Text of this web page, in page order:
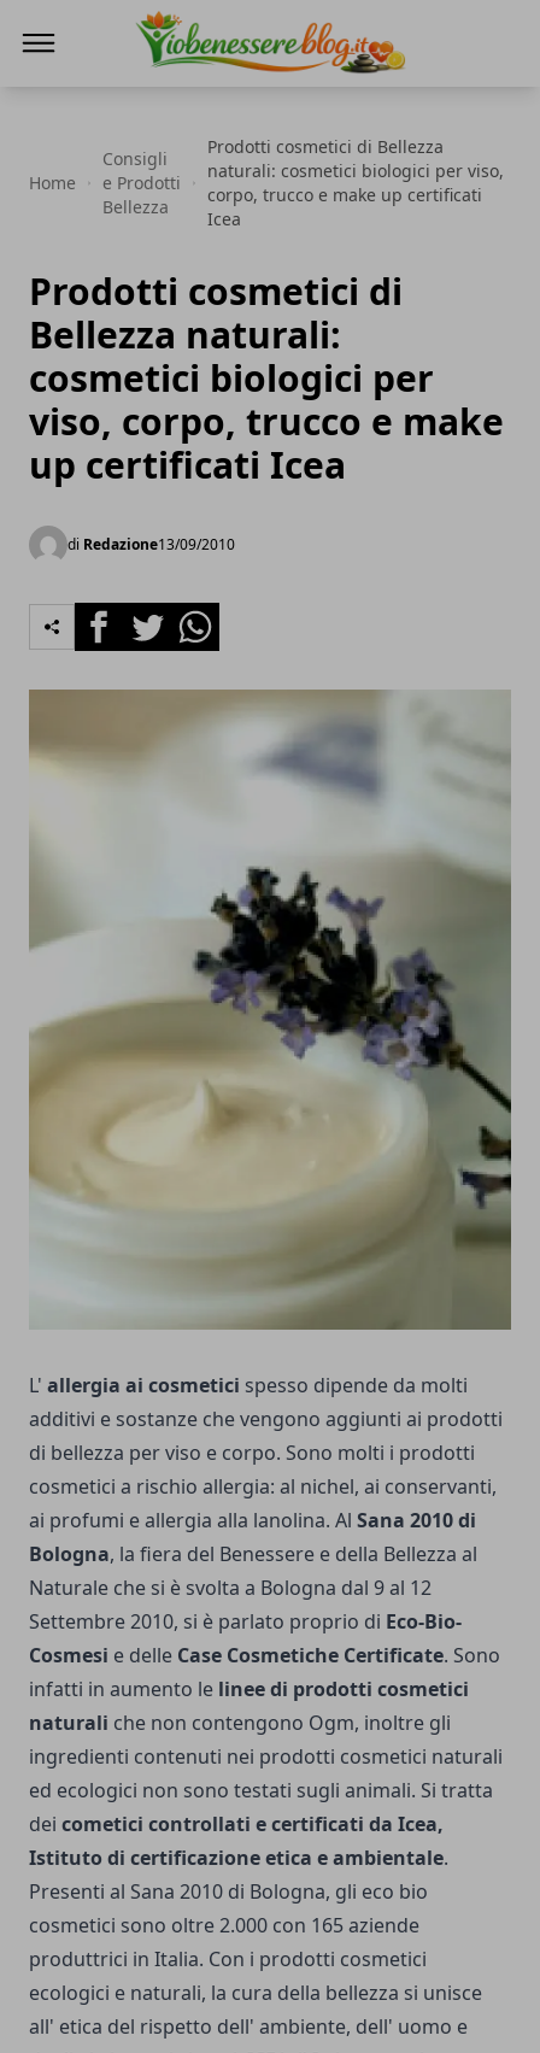
Home
Consigli
e Prodotti
Bellezza
Prodotti cosmetici di Bellezza
naturali: cosmetici biologici per viso,
corpo, trucco e make up certificati
Icea
Prodotti cosmetici di
Bellezza naturali:
cosmetici biologici per
viso, corpo, trucco e make
up certificati Icea
di Redazione13/09/2010
FacebookTwitterWhatsapp
L' allergia ai cosmetici spesso dipende da molti
additivi e sostanze che vengono aggiunti ai prodotti
di bellezza per viso e corpo. Sono molti i prodotti
cosmetici a rischio allergia: al nichel, ai conservanti,
ai profumi e allergia alla lanolina. Al Sana 2010 di
Bologna, la fiera del Benessere e della Bellezza al
Naturale che si è svolta a Bologna dal 9 al 12
Settembre 2010, si è parlato proprio di Eco-Bio-
Cosmesi e delle Case Cosmetiche Certificate. Sono
infatti in aumento le linee di prodotti cosmetici
naturali che non contengono Ogm, inoltre gli
ingredienti contenuti nei prodotti cosmetici naturali
ed ecologici non sono testati sugli animali. Si tratta
dei cometici controllati e certificati da Icea,
Istituto di certificazione etica e ambientale.
Presenti al Sana 2010 di Bologna, gli eco bio
cosmetici sono oltre 2.000 con 165 aziende
produttrici in Italia. Con i prodotti cosmetici
ecologici e naturali, la cura della bellezza si unisce
all' etica del rispetto dell' ambiente, dell' uomo e